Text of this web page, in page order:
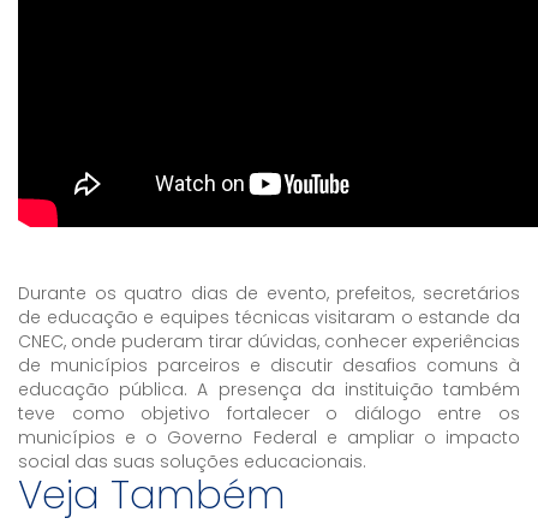
Durante os quatro dias de evento, prefeitos, secretários
de educação e equipes técnicas visitaram o estande da
CNEC, onde puderam tirar dúvidas, conhecer experiências
de municípios parceiros e discutir desafios comuns à
educação pública. A presença da instituição também
teve como objetivo fortalecer o diálogo entre os
municípios e o Governo Federal e ampliar o impacto
social das suas soluções educacionais.
Veja Também